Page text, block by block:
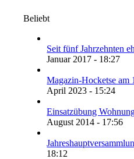
Beliebt
Seit fünf Jahrzehnten
Januar 2017 - 18:27
Magazin-Hocketse am
April 2023 - 15:24
Einsatzübung
August 2014 - 17:56
18:12